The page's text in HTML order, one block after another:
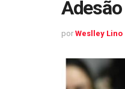
por Weslley Lino